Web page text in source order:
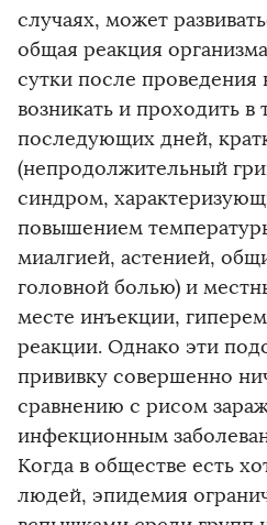
случаях, может
общая реакция
сутки после проведения
возникать и проходить в
последующих дней,
(непродолжительный
синдром,
повышением
миалгией, астенией,
головной болью) и
месте инъекции,
реакции. Однако эти
прививку совершенно
сравнению с рисом
инфекционным
Когда в обществе есть
людей, эпидемия